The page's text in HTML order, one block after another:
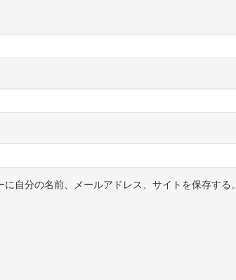
自分の名前、メールアドレス、サイトを保存する。